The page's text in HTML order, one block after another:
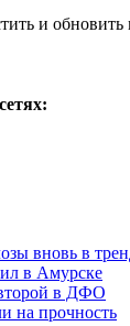
и
вновь в
в Амурске
в ДФО
на прочность